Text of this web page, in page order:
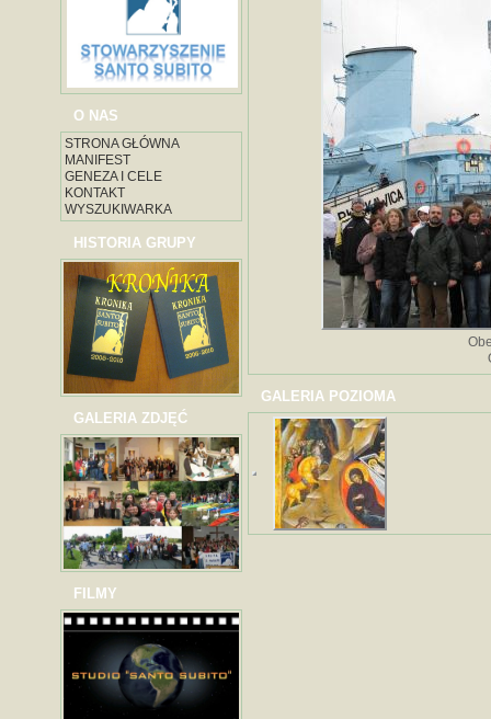
O NAS
STRONA GŁÓWNA
MANIFEST
GENEZA I CELE
KONTAKT
WYSZUKIWARKA
HISTORIA GRUPY
GALERIA ZDJĘĆ
FILMY
GALERIA POZIOMA